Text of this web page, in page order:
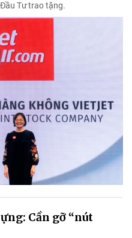
Tư trao tặng.
Cần gỡ “nút